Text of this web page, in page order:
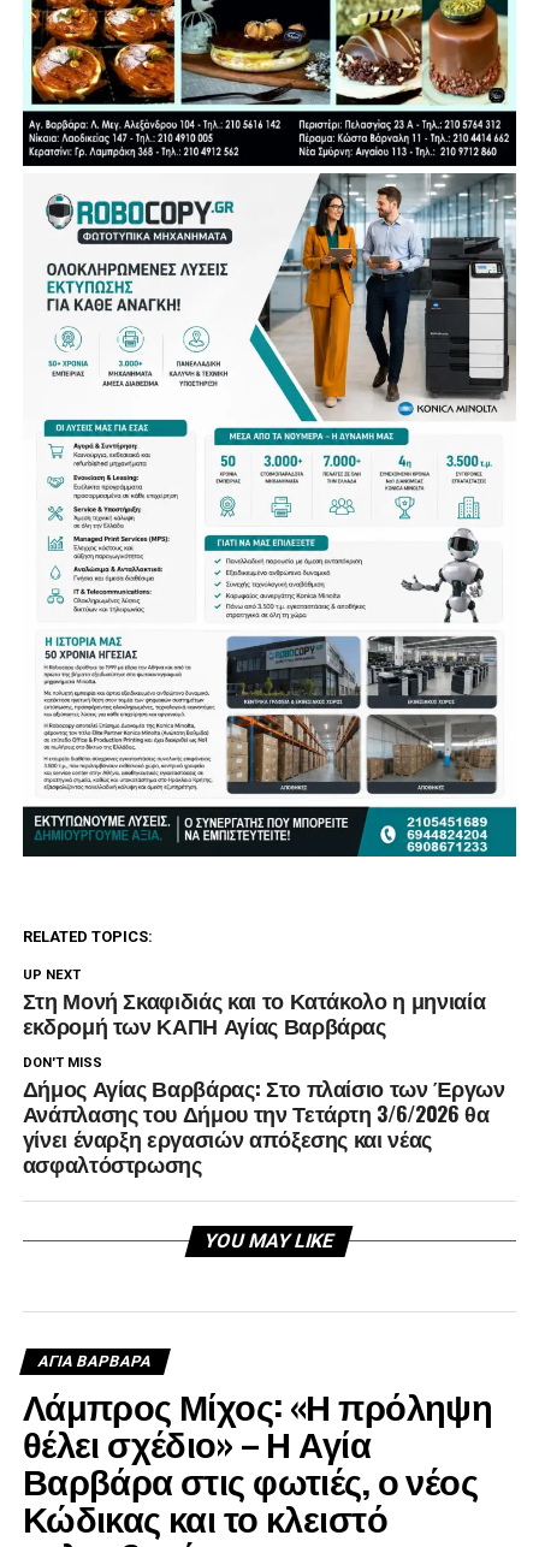
RELATED TOPICS:
UP NEXT
Στη Μονή Σκαφιδιάς και το Κατάκολο η μηνιαία
εκδρομή των ΚΑΠΗ Αγίας Βαρβάρας
DON'T MISS
Δήμος Αγίας Βαρβάρας: Στο πλαίσιο των Έργων
Ανάπλασης του Δήμου την Τετάρτη 3/6/2026 θα
γίνει έναρξη εργασιών απόξεσης και νέας
ασφαλτόστρωσης
YOU MAY LIKE
ΑΓΙΑ ΒΑΡΒΑΡΑ
Λάμπρος Μίχος: «Η πρόληψη
θέλει σχέδιο» – Η Αγία
Βαρβάρα στις φωτιές, ο νέος
Κώδικας και το κλειστό